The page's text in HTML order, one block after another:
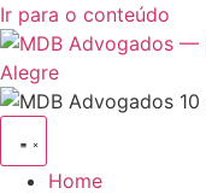
Ir para o conteúdo
Home